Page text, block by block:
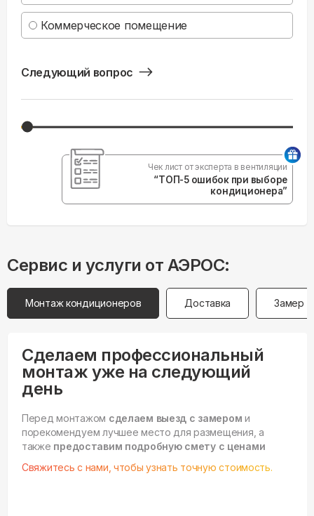
Коммерческое помещение
Следующий вопрос
Чек лист от эксперта в вентиляции
“ТОП-5 ошибок при выборе
кондиционера”
Сервис и услуги от АЭРОС:
Монтаж кондиционеров Доставка Замер
Сделаем профессиональный
монтаж уже на следующий
день
Перед монтажом сделаем выезд с замером и
порекомендуем лучшее место для размещения, а
также предоставим подробную смету с ценами
Свяжитесь с нами, чтобы узнать точную стоимость.